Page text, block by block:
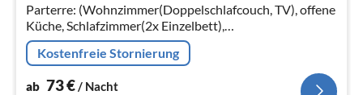
Parterre: (Wohnzimmer(Doppelschlafcouch, TV), offene
Küche, Schlafzimmer(2x Einzelbett),
Schlafzimmer(Doppelbett)) Badezimmer,
Terrasse(alleinige Nutzung)
Kostenfreie Stornierung
ab 73€/ Nacht